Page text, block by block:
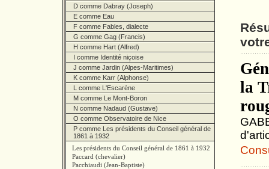
D comme Dabray (Joseph)
E comme Eau
F comme Fables, dialecte
G comme Gag (Francis)
H comme Hart (Alfred)
I comme Identité niçoise
J comme Jardin (Alpes-Maritimes)
K comme Karr (Alphonse)
L comme L'Escarène
M comme Le Mont-Boron
N comme Nadaud (Gustave)
O comme Observatoire de Nice
P comme Les présidents du Conseil général de
1861 à 1932
Les présidents du Conseil général de 1861 à 1932
Paccard (chevalier)
Pacchiaudi (Jean-Baptiste)
la